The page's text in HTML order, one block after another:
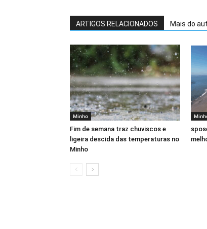
ARTIGOS RELACIONADOS Mais do
Minho
Fim de semana traz chuviscos e
ligeira descida das temperaturas no
Minho